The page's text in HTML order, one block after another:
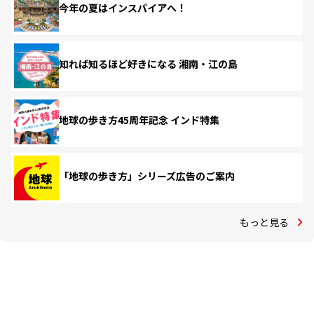
今年の夏はインスパイアへ！
知れば知るほど好きになる 湘南・江の島
地球の歩き方45周年記念 インド特集
「地球の歩き方」シリーズ広告のご案内
もっと見る